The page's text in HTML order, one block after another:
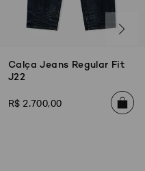
Calça Jeans Regular Fit
J22
R$ 2.700,00